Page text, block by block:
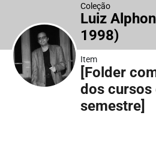
Coleção
Luiz
1998)
Item
[Folder
dos cursos
semestre]